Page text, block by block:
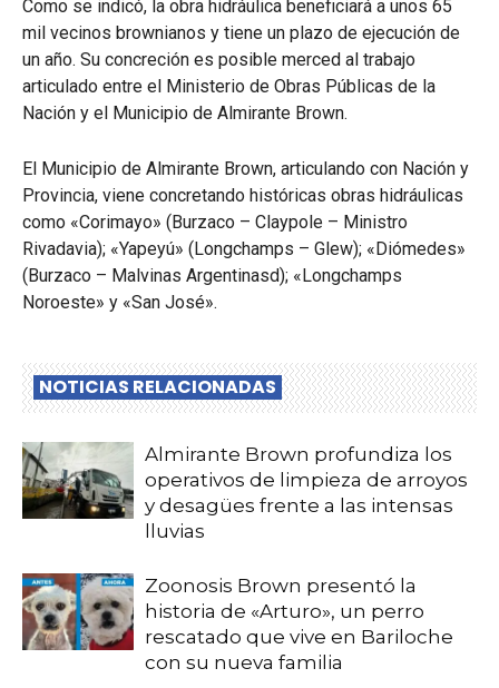
Como se indicó, la obra hidráulica beneficiará a unos 65
mil vecinos brownianos y tiene un plazo de ejecución de
un año. Su concreción es posible merced al trabajo
articulado entre el Ministerio de Obras Públicas de la
Nación y el Municipio de Almirante Brown.
El Municipio de Almirante Brown, articulando con Nación y
Provincia, viene concretando históricas obras hidráulicas
como «Corimayo» (Burzaco – Claypole – Ministro
Rivadavia); «Yapeyú» (Longchamps – Glew); «Diómedes»
(Burzaco – Malvinas Argentinasd); «Longchamps
Noroeste» y «San José».
NOTICIAS RELACIONADAS
Almirante Brown profundiza los
operativos de limpieza de arroyos
y desagües frente a las intensas
lluvias
Zoonosis Brown presentó la
historia de «Arturo», un perro
rescatado que vive en Bariloche
con su nueva familia